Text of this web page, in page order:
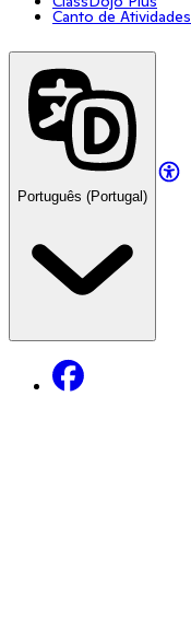
Canto de Atividades
Português (Portugal)
Facebook